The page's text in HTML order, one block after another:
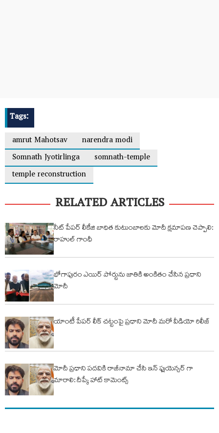
Tags:
amrut Mahotsav
narendra modi
Somnath Jyotirlinga
somnath-temple
temple reconstruction
RELATED ARTICLES
నీట్ పేపర్ లీకేజి బాధిత కుటుంబాలకు మోదీ క్షమాపణ చెప్పాలి:
రాహుల్ గాంధీ
భోగాపురం ఎయిర్ పోర్టును జాతికి అంకితం చేసిన ప్రధాని
మోదీ
యాంటీ పేపర్ లీక్ చట్టంపై ప్రధాని మోదీ మరో వీడియో రిలీజ్
మోదీ ప్రధాని పదవికి రాజీనామా చేసి ఇన్ ఫ్లుయెన్సర్ గా
మారాలి: దీప్కే హాట్ కామెంట్స్